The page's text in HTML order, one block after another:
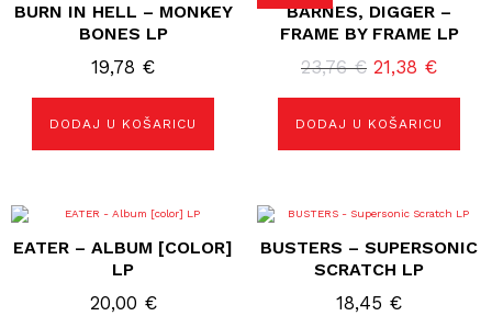
BURN IN HELL – MONKEY
BONES LP
19,78 €
DODAJ U KOŠARICU
BARNES, DIGGER –
FRAME BY FRAME LP
23,76€ Izvorna
cijena
bila
je:
21,38 €
cijena
je:
21,38
DODAJ U KOŠARICU
EATER – ALBUM [COLOR]
LP
20,00 €
BUSTERS – SUPERSONIC
SCRATCH LP
18,45 €